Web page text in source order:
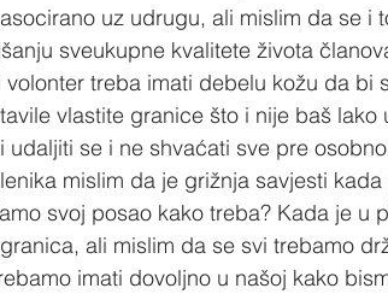
uz udrugu, ali mislim da se i
sveukupne kvalitete života
volonter treba imati debelu kožu da bi
vlastite granice što i nije baš
udaljiti se i ne shvaćati sve pre
mislim da je grižnja savjesti
svoj posao kako treba? Kada je u
ali mislim da se svi trebamo
imati dovoljno u našoj kako